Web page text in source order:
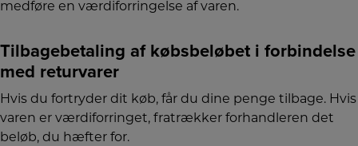
medføre en værdiforringelse af varen.
Tilbagebetaling af købsbeløbet i forbindelse
med returvarer
Hvis du fortryder dit køb, får du dine penge tilbage. Hvis
varen er værdiforringet, fratrækker forhandleren det
beløb, du hæfter for.